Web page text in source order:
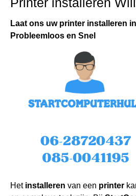
Laat ons uw printer installeren
Probleemloos en Snel
Het installeren van een printer